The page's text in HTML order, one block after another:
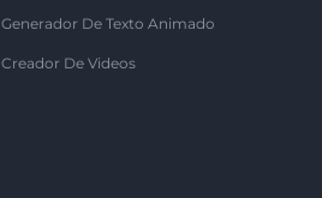
Generador De Texto Animado
Creador De Videos